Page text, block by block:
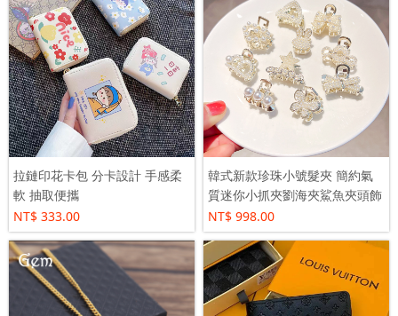
拉鏈印花卡包 分卡設計 手感柔
軟 抽取便攜
NT$ 333.00
韓式新款珍珠小號髮夾 簡約氣
質迷你小抓夾劉海夾鯊魚夾頭飾
NT$ 998.00